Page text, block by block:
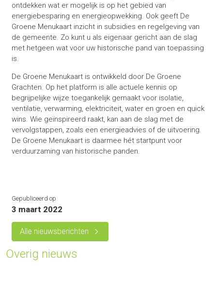
ontdekken wat er mogelijk is op het gebied van
energiebesparing en energieopwekking. Ook geeft De
Groene Menukaart inzicht in subsidies en regelgeving van
de gemeente. Zo kunt u als eigenaar gericht aan de slag
met hetgeen wat voor uw historische pand van toepassing
is.
De Groene Menukaart is ontwikkeld door De Groene
Grachten. Op het platform is alle actuele kennis op
begrijpelijke wijze toegankelijk gemaakt voor isolatie,
ventilatie, verwarming, elektriciteit, water en groen en quick
wins. Wie geïnspireerd raakt, kan aan de slag met de
vervolgstappen, zoals een energieadvies of de uitvoering.
De Groene Menukaart is daarmee hét startpunt voor
verduurzaming van historische panden.
Gepubliceerd op
3 maart 2022
Alle nieuwsberichten
Overig nieuws